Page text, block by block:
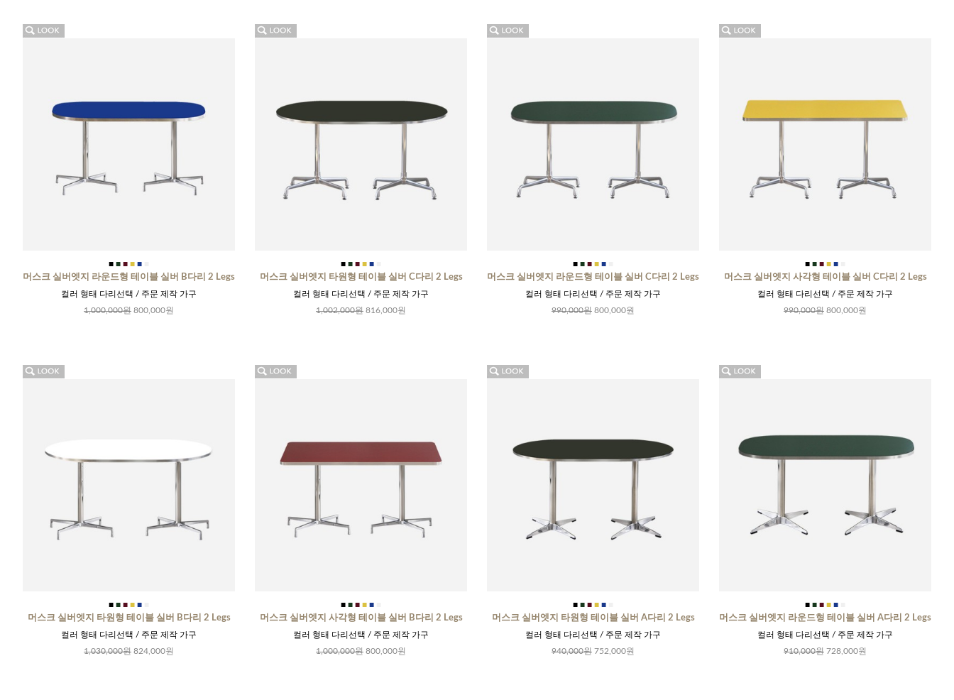
■ ■ ■ ■ ■
머스크 실버엣지 라운드형 테이블 실버 B다리 2 Legs
컬러 형태 다리선택 / 주문 제작 가구
1,000,000원 800,000원
■ ■ ■ ■ ■
머스크 실버엣지 타원형 테이블 실버 C다리 2 Legs
컬러 형태 다리선택 / 주문 제작 가구
1,002,000원 816,000원
■ ■ ■ ■ ■
머스크 실버엣지 라운드형 테이블 실버 C다리 2 Legs
컬러 형태 다리선택 / 주문 제작 가구
990,000원 800,000원
■ ■ ■ ■ ■
머스크 실버엣지 사각형 테이블 실버 C다리 2 Legs
컬러 형태 다리선택 / 주문 제작 가구
990,000원 800,000원
■ ■ ■ ■ ■
머스크 실버엣지 타원형 테이블 실버 B다리 2 Legs
컬러 형태 다리선택 / 주문 제작 가구
1,030,000원 824,000원
■ ■ ■ ■ ■
머스크 실버엣지 사각형 테이블 실버 B다리 2 Legs
컬러 형태 다리선택 / 주문 제작 가구
1,000,000원 800,000원
■ ■ ■ ■ ■
머스크 실버엣지 타원형 테이블 실버 A다리 2 Legs
컬러 형태 다리선택 / 주문 제작 가구
940,000원 752,000원
■ ■ ■ ■ ■
머스크 실버엣지 라운드형 테이블 실버 A다리 2 Legs
컬러 형태 다리선택 / 주문 제작 가구
910,000원 728,000원